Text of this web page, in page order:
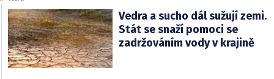
Vedra a sucho dál sužují zemi.
Stát se snaží pomoci se
zadržováním vody v krajině